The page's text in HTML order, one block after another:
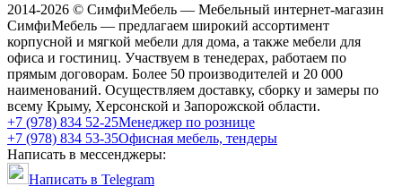
2014-2026 © СимфиМебель — Мебельный интернет-магазин
СимфиМебель — предлагаем широкий ассортимент
корпусной и мягкой мебели для дома, а также мебели для
офиса и гостиниц. Участвуем в тенедерах, работаем по
прямым договорам. Более 50 производителей и 20 000
наименований. Осуществляем доставку, сборку и замеры по
всему Крыму, Херсонской и Запорожской области.
+7 (978) 834 52-25Менеджер по рознице
+7 (978) 834 53-35Офисная мебель, тендеры
Написать в мессенджеры:
Написать в Telegram